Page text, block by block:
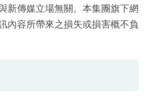
新傳媒立場無關。本集團旗下網
內容所帶來之損失或損害概不負